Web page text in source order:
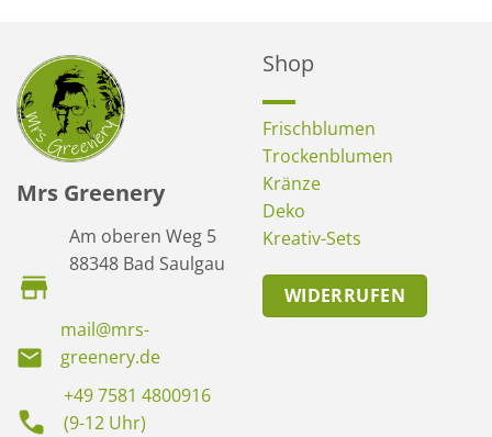
Mrs Greenery
Am oberen Weg 5
88348 Bad Saulgau
mail@mrs-
greenery.de
+49 7581 4800916
(9-12 Uhr)
Shop
Frischblumen
Trockenblumen
Kränze
Deko
Kreativ-Sets
WIDERRUFEN